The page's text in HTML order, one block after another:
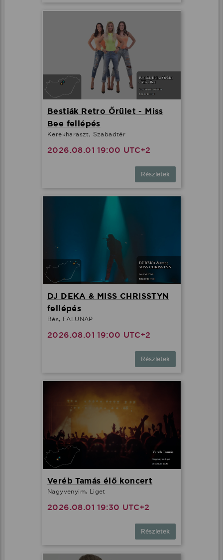
Bestiák Retro Őrület - Miss
Bee fellépés
Kerekharaszt, Szabadtér
2026.08.01 19:00 UTC+2
Részletek
DJ DEKA & MISS CHRISSTYN
fellépés
Bés, FALUNAP
2026.08.01 19:00 UTC+2
Részletek
Veréb Tamás élő koncert
Nagyvenyim, Liget
2026.08.01 19:30 UTC+2
Részletek